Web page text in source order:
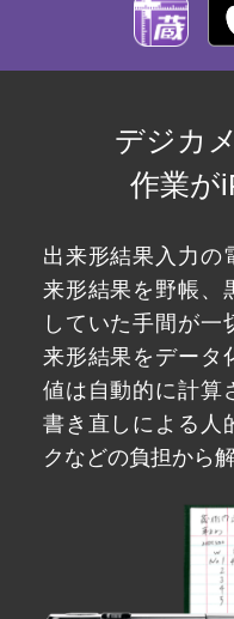
デジカ
作業が
出来形結果入力の
来形結果を野帳、
していた手間が一
来形結果をデータ
値は自動的に計算
書き直しによる人
クなどの負担から